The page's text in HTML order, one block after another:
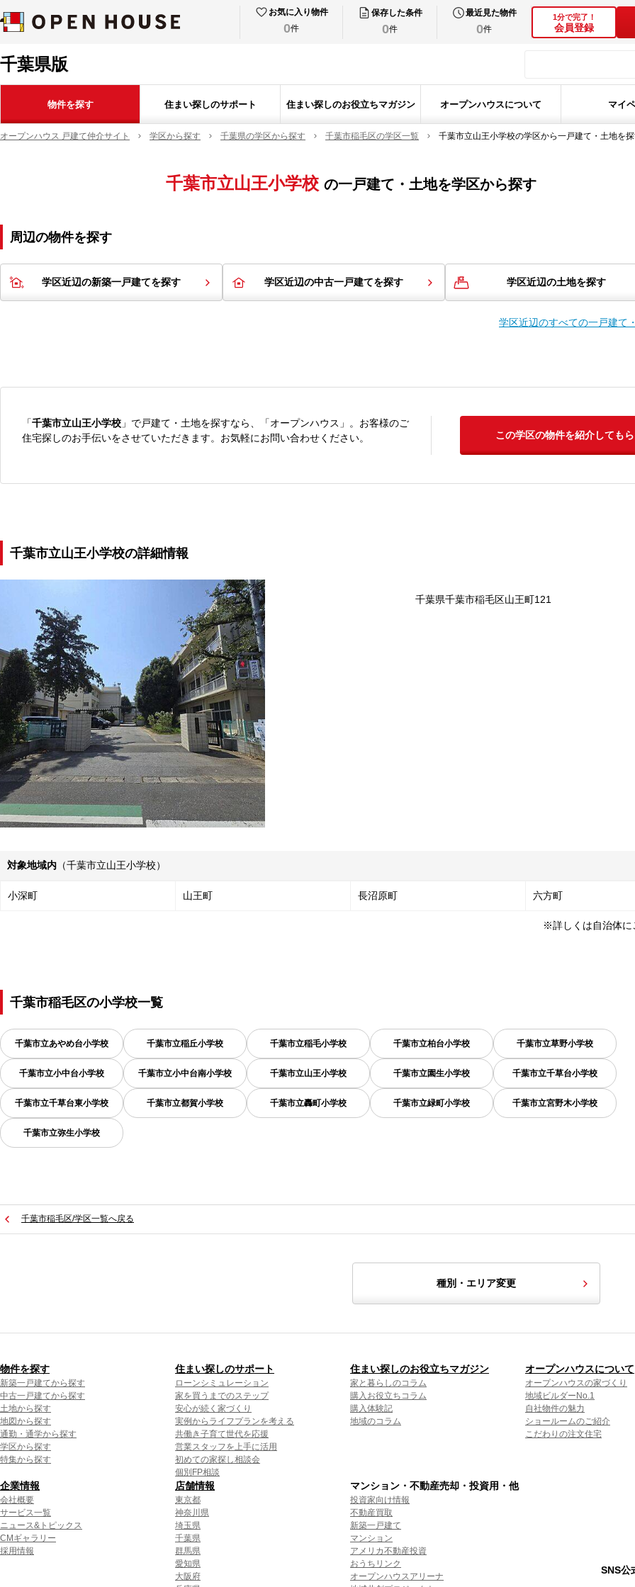
お気に入り物件
0件
保存した条件
0件
最近見た物件
0件
1分で完了！
会員登録
千葉県版
物件を探す 住まい探しのサポート 住まい探しのお役立ちマガジン オープンハウスについて マイ
オープンハウス 戸建て仲介サイト 学区から探す 千葉県の学区から探す 千葉市稲毛区の学区一覧 千葉市立山王小学校の学区から一戸建て・土地を
千葉市立山王小学校 の一戸建て・土地を学区から探す
周辺の物件を探す
学区近辺の新築一戸建てを探す 学区近辺の中古一戸建てを探す 学区近辺の土地を探す
学区近辺のすべての一戸建て
「千葉市立山王小学校 」で戸建て・土地を探すなら、「オープンハウス」。お客様のご
住宅探しのお手伝いをさせていただきます。お気軽にお問い合わせください。
この学区の物件を紹介してもら
千葉市立山王小学校の詳細情報
千葉県千葉市稲毛区山王町121
対象地域内 （千葉市立山王小学校）
小深町 山王町 長沼原町 六方町
※詳しくは自治体に
千葉市稲毛区の小学校一覧
千葉市立あやめ台小学校 千葉市立稲丘小学校 千葉市立稲毛小学校 千葉市立柏台小学校 千葉市立草野小学校
千葉市立小中台小学校 千葉市立小中台南小学校 千葉市立山王小学校 千葉市立園生小学校 千葉市立千草台小学校
千葉市立千草台東小学校 千葉市立都賀小学校 千葉市立轟町小学校 千葉市立緑町小学校 千葉市立宮野木小学校
千葉市立弥生小学校
千葉市稲毛区/学区一覧へ戻る
種別・エリア変更
物件を探す
新築一戸建てから探す
中古一戸建てから探す
土地から探す
地図から探す
通勤・通学から探す
学区から探す
特集から探す
住まい探しのサポート
ローンシミュレーション
家を買うまでのステップ
安心が続く家づくり
実例からライフプランを考える
共働き子育て世代を応援
営業スタッフを上手に活用
初めての家探し相談会
個別FP相談
住まい探しのお役立ちマガジン
家と暮らしのコラム
購入お役立ちコラム
購入体験記
地域のコラム
オープンハウスについて
オープンハウスの家づくり
地域ビルダーNo.1
自社物件の魅力
ショールームのご紹介
こだわりの注文住宅
企業情報
会社概要
サービス一覧
ニュース&トピックス
CMギャラリー
採用情報
店舗情報
東京都
神奈川県
埼玉県
千葉県
群馬県
愛知県
大阪府
マンション・不動産売却・投資用・他
投資家向け情報
不動産買取
新築一戸建て
マンション
アメリカ不動産投資
おうちリンク
オープンハウスアリーナ
SNS公